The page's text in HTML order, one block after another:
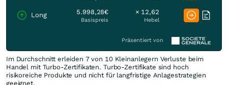
Long 5.998,28€
Basispreis
× 12,62
Hebel
Präsentiert von
Im Durchschnitt erleiden 7 von 10 Kleinanlegern Verluste beim
Handel mit Turbo-Zertifikaten. Turbo-Zertifikate sind hoch
risikoreiche Produkte und nicht für langfristige Anlagestrategien
geeignet.